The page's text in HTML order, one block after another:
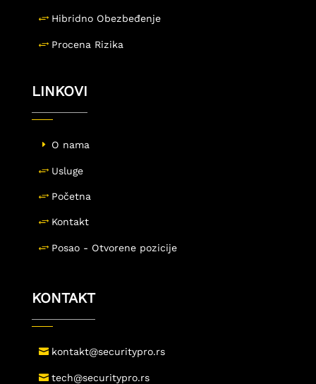
Hibridno Obezbeđenje
Procena Rizika
LINKOVI
O nama
Usluge
Početna
Kontakt
Posao - Otvorene pozicije
KONTAKT
kontakt@securitypro.rs
tech@securitypro.rs